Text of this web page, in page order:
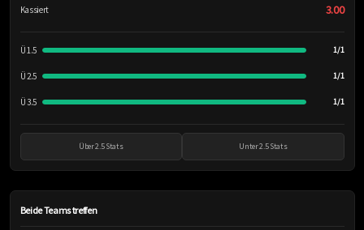
Kassiert 3.00
Ü 1.5 1/1
Ü 2.5 1/1
Ü 3.5 1/1
Über 2.5 Stats Unter 2.5 Stats
Beide Teams treffen